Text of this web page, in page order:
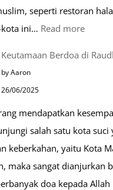
seperti restoran
kota ini… Read more:
di
Eropa
Keutamaan Berdoa di
by Aaron
26/06/2025
mendapatkan
salah satu kota suci
keberkahan, yaitu Kota
maka sangat dianjurkan
doa kepada Allah